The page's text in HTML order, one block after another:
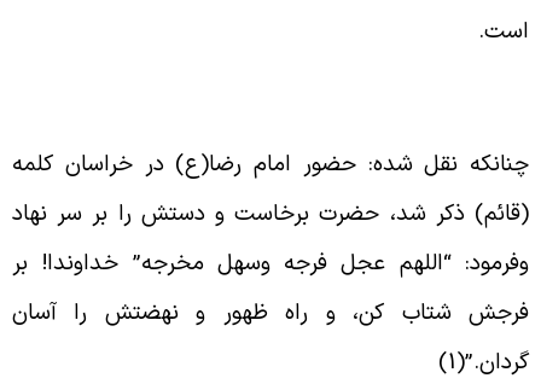
.
نقل شده: حضور امام رضا(ع) در خراسان کلمه
ذکر شد، حضرت برخاست و دستش را بر سر نهاد
“اللهم عجل فرجه وسهل مخرجه” خداوندا! بر
شتاب کن، و راه ظهور و نهضتش را آسان
)